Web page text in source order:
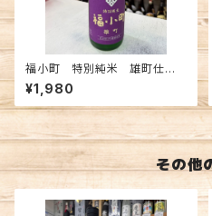
福小町 特別純米 雄町仕込
み 720ml
¥1,980
その他